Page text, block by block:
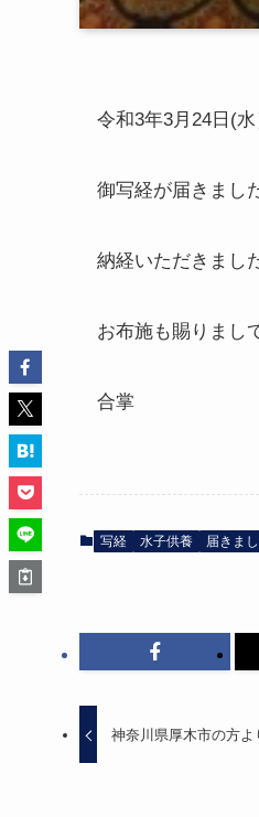
令和3年3月24日(水
御写経が届きまし
納経いただきまし
お布施も賜りまし
合掌
写経 水子供養 届きま
神奈川県厚木市の方